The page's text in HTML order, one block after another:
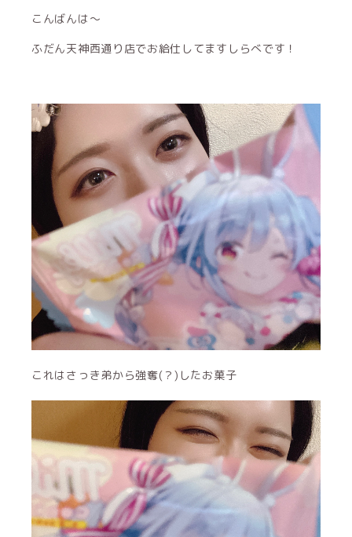
こんばんは〜
ふだん天神西通り店でお給仕してますしらべです！
これはさっき弟から強奪(？)したお菓子